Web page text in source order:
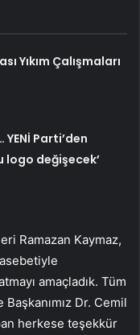
Yıkım Çalışmaları
Parti’den
logo değişecek’
Ramazan Kaymaz,
amaçladık. Tüm
Dr. Cemil
herkese teşekkür